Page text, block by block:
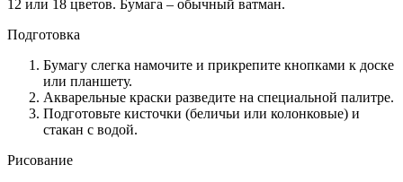
12 или 18 цветов. Бумага – обычный ватман.
Подготовка
Бумагу слегка намочите и прикрепите кнопками к доске
или планшету.
Акварельные краски разведите на специальной палитре.
Подготовьте кисточки (беличьи или колонковые) и
стакан с водой.
Рисование